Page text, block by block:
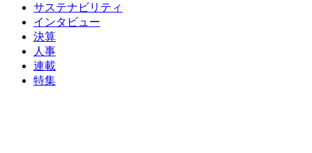
サステナビリティ
インタビュー
決算
人事
連載
特集